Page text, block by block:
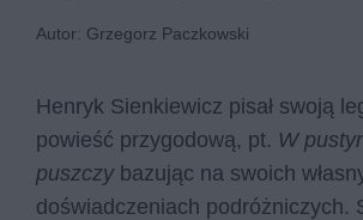
Autor: Grzegorz Paczkowski
Henryk Sienkiewicz pisał swoją
powieść przygodową, pt. W
puszczy bazując na swoich
doświadczeniach podróżniczych.